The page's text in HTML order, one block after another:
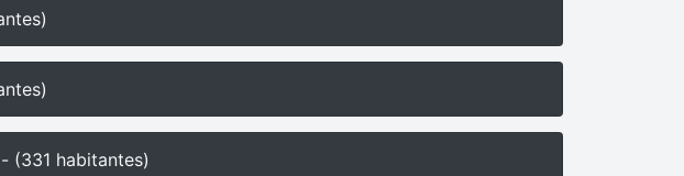
(331 habitantes)